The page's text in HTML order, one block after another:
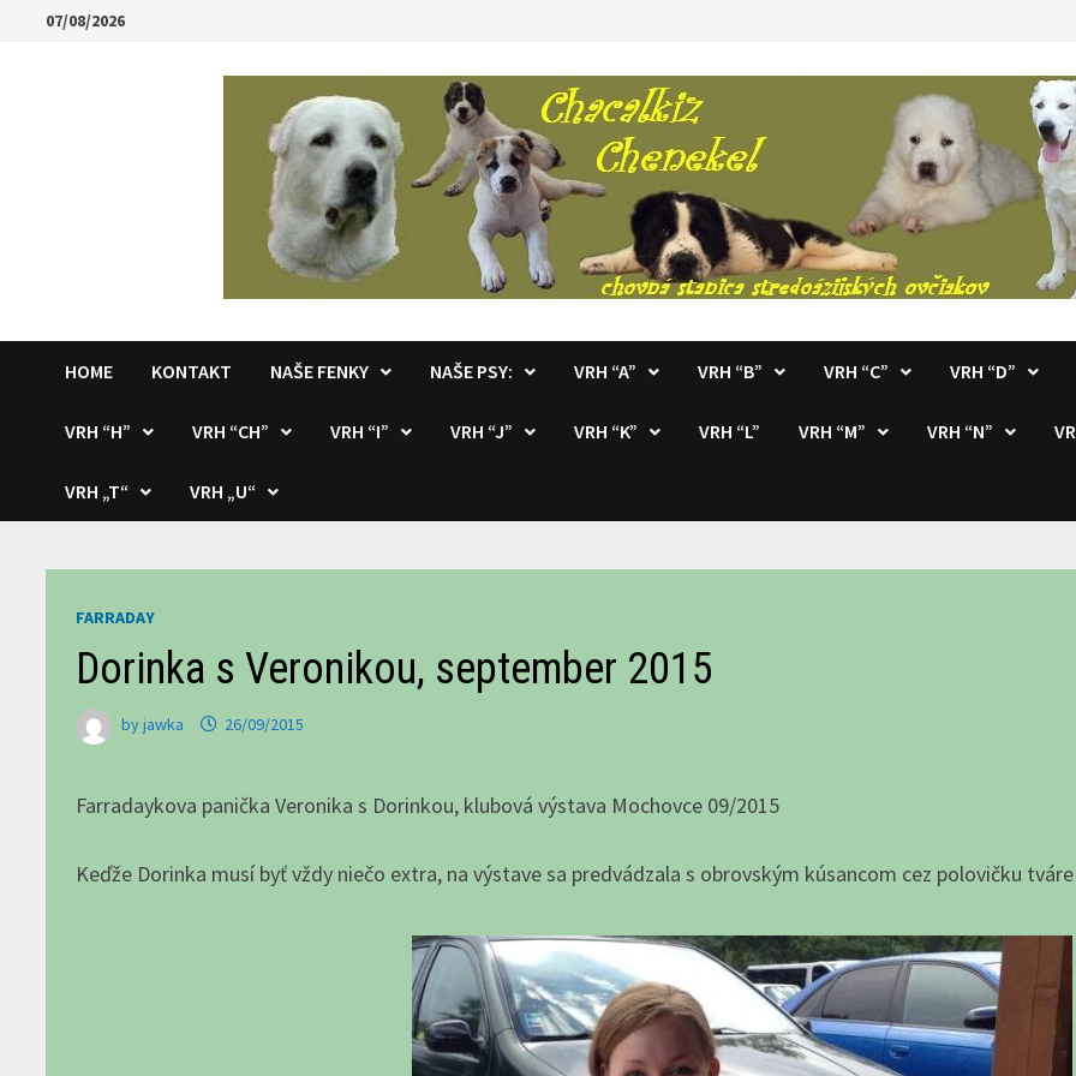
07/08/2026
HOME KONTAKT NAŠE FENKY NAŠE PSY: VRH “A” VRH “B” VRH “C” VRH “D”
VRH “H” VRH “CH” VRH “I” VRH “J” VRH “K” VRH “L” VRH “M” VRH “N”
VRH „T“ VRH „U“
FARRADAY
Dorinka s Veronikou, september 2015
byjawka 26/09/2015
Farradaykova panička Veronika s Dorinkou, klubová výstava Mochovce 09/2015
Keďže Dorinka musí byť vždy niečo extra, na výstave sa predvádzala s obrovským kúsancom cez polovičku